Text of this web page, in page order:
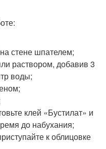
стене шпателем;
раствором, добавив 3
воды;
клей «Бустилат» и
до набухания;
к облицовке